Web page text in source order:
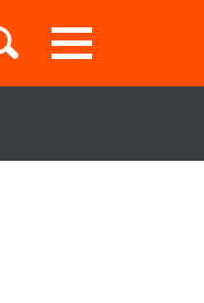
Toggle
navigation